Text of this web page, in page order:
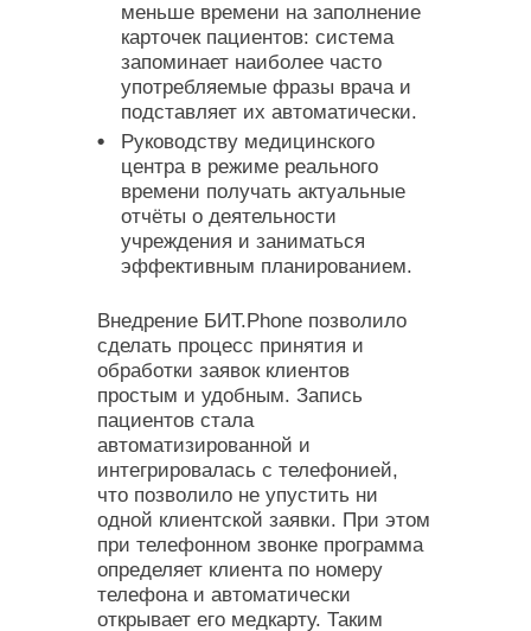
меньше времени на заполнение
карточек пациентов: система
запоминает наиболее часто
употребляемые фразы врача и
подставляет их автоматически.
Руководству медицинского
центра в режиме реального
времени получать актуальные
отчёты о деятельности
учреждения и заниматься
эффективным планированием.
Внедрение БИТ.Phone позволило
сделать процесс принятия и
обработки заявок клиентов
простым и удобным. Запись
пациентов стала
автоматизированной и
интегрировалась с телефонией,
что позволило не упустить ни
одной клиентской заявки. При этом
при телефонном звонке программа
определяет клиента по номеру
телефона и автоматически
открывает его медкарту. Таким